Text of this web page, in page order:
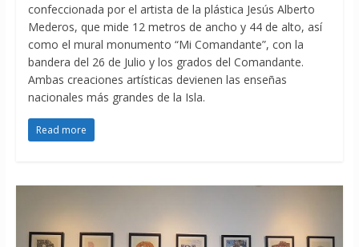
confeccionada por el artista de la plástica Jesús Alberto
Mederos, que mide 12 metros de ancho y 44 de alto, así
como el mural monumento “Mi Comandante”, con la
bandera del 26 de Julio y los grados del Comandante.
Ambas creaciones artísticas devienen las enseñas
nacionales más grandes de la Isla.
Read more